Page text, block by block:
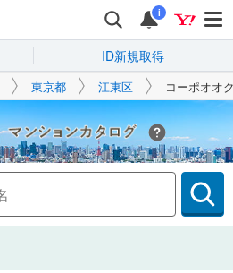
i
ID新規取得
東京都 江東区 コーポオオ
Yahoo!不動産